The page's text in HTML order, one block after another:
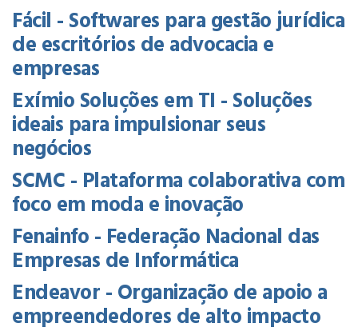
Fácil - Softwares para gestão jurídica
de escritórios de advocacia e
empresas
Exímio Soluções em TI - Soluções
ideais para impulsionar seus
negócios
SCMC - Plataforma colaborativa com
foco em moda e inovação
Fenainfo - Federação Nacional das
Empresas de Informática
Endeavor - Organização de apoio a
empreendedores de alto impacto